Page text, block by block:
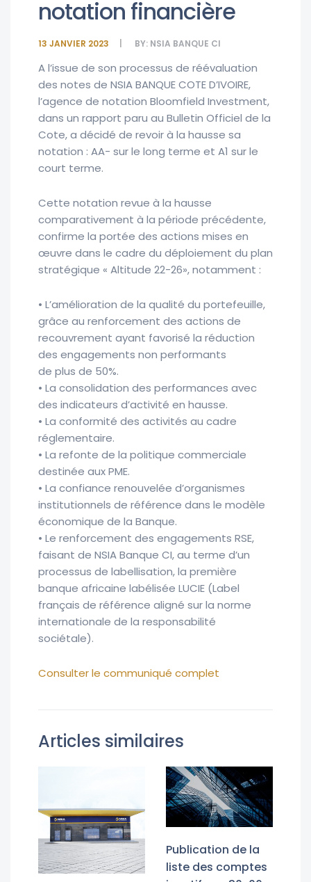
notation financière
13 JANVIER 2023 BY: NSIA BANQUE CI
A l’issue de son processus de réévaluation
des notes de NSIA BANQUE COTE D’IVOIRE,
l’agence de notation Bloomfield Investment,
dans un rapport paru au Bulletin Officiel de la
Cote, a décidé de revoir à la hausse sa
notation : AA- sur le long terme et A1 sur le
court terme.
Cette notation revue à la hausse
comparativement à la période précédente,
confirme la portée des actions mises en
œuvre dans le cadre du déploiement du plan
stratégique « Altitude 22-26», notamment :
• L’amélioration de la qualité du portefeuille,
grâce au renforcement des actions de
recouvrement ayant favorisé la réduction
des engagements non performants
de plus de 50%.
• La consolidation des performances avec
des indicateurs d’activité en hausse.
• La conformité des activités au cadre
réglementaire.
• La refonte de la politique commerciale
destinée aux PME.
• La confiance renouvelée d’organismes
institutionnels de référence dans le modèle
économique de la Banque.
• Le renforcement des engagements RSE,
faisant de NSIA Banque CI, au terme d’un
processus de labellisation, la première
banque africaine labélisée LUCIE (Label
français de référence aligné sur la norme
internationale de la responsabilité
sociétale).
Consulter le communiqué complet
Articles similaires
Publication de la
liste des comptes